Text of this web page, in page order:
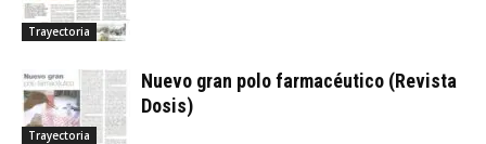
Trayectoria
Trayectoria
Nuevo gran polo farmacéutico (Revista
Dosis)